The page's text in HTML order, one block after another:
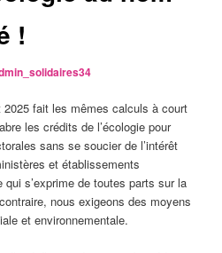
!
2025 fait les mêmes calculs à court
les crédits de l’écologie pour
sans se soucier de l’intérêt
et établissements
qui s’exprime de toutes parts sur la
nous exigeons des moyens
et environnementale.